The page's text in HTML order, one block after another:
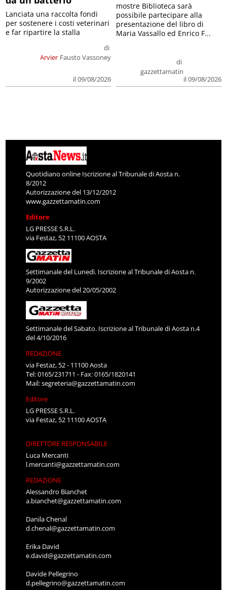
Arvier
di
Fausto Vassoney
il 09/08/2026
Lanciata una raccolta fondi
per sostenere i costi veterinari
e far ripartire la stalla
di
gazzettamatin
il 09/08/2026
mostre Biblioteca sarà
possibile partecipare alla
presentazione del libro di
Maria Vassallo ed Enrico F...
Quotidiano online Iscrizione al Tribunale di Aosta n.
8/2012
Autorizzazione del 13/12/2012
www.gazzettamatin.com
Editore
LG PRESSE S.R.L.
via Festaz, 52 11100 AOSTA
Settimanale del Lunedì. Iscrizione al Tribunale di Aosta n.
9/2002
Autorizzazione del 20/05/2002
Settimanale del Sabato. Iscrizione al Tribunale di Aosta n.4
del 4/10/2016
REDAZIONE
via Festaz, 52 - 11100 Aosta
Tel: 0165/231711 - Fax: 0165/1820141
Mail:segreteria@gazzettamatin.com
Editore
LG PRESSE S.R.L.
via Festaz, 52 11100 AOSTA
DIRETTORE RESPONSABILE
Luca Mercanti
l.mercanti@gazzettamatin.com
REDAZIONE
Alessandro Bianchet
a.bianchet@gazzettamatin.com
Danila Chenal
d.chenal@gazzettamatin.com
Erika David
e.david@gazzettamatin.com
Davide Pellegrino
d.pellegrino@gazzettamatin.com